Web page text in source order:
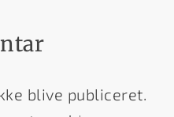
blive publiceret.